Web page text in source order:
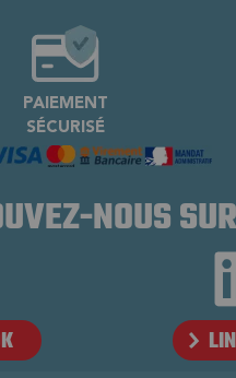
PAIEMENT
SÉCURISÉ
NOUS